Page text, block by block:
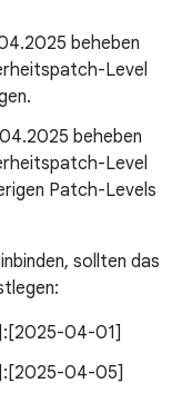
beheben
Level
beheben
Level
Patch-Levels
sollten das
04-01]
04-05]